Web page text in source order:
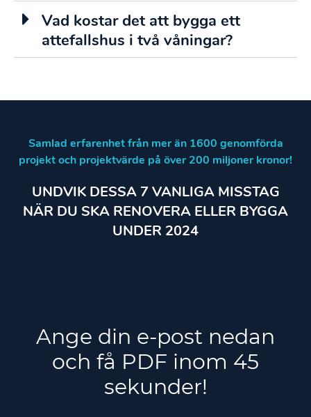
Vad kostar det att bygga ett
attefallshus i två våningar?
Samlad erfarenhet från mer än 1600 genomförda
projekt och projektvärde på över 200 miljoner kronor!
UNDVIK DESSA 7 VANLIGA MISSTAG
NÄR DU SKA RENOVERA ELLER BYGGA
UNDER 2024
Ange din e-post nedan
och få PDF inom 45
sekunder!